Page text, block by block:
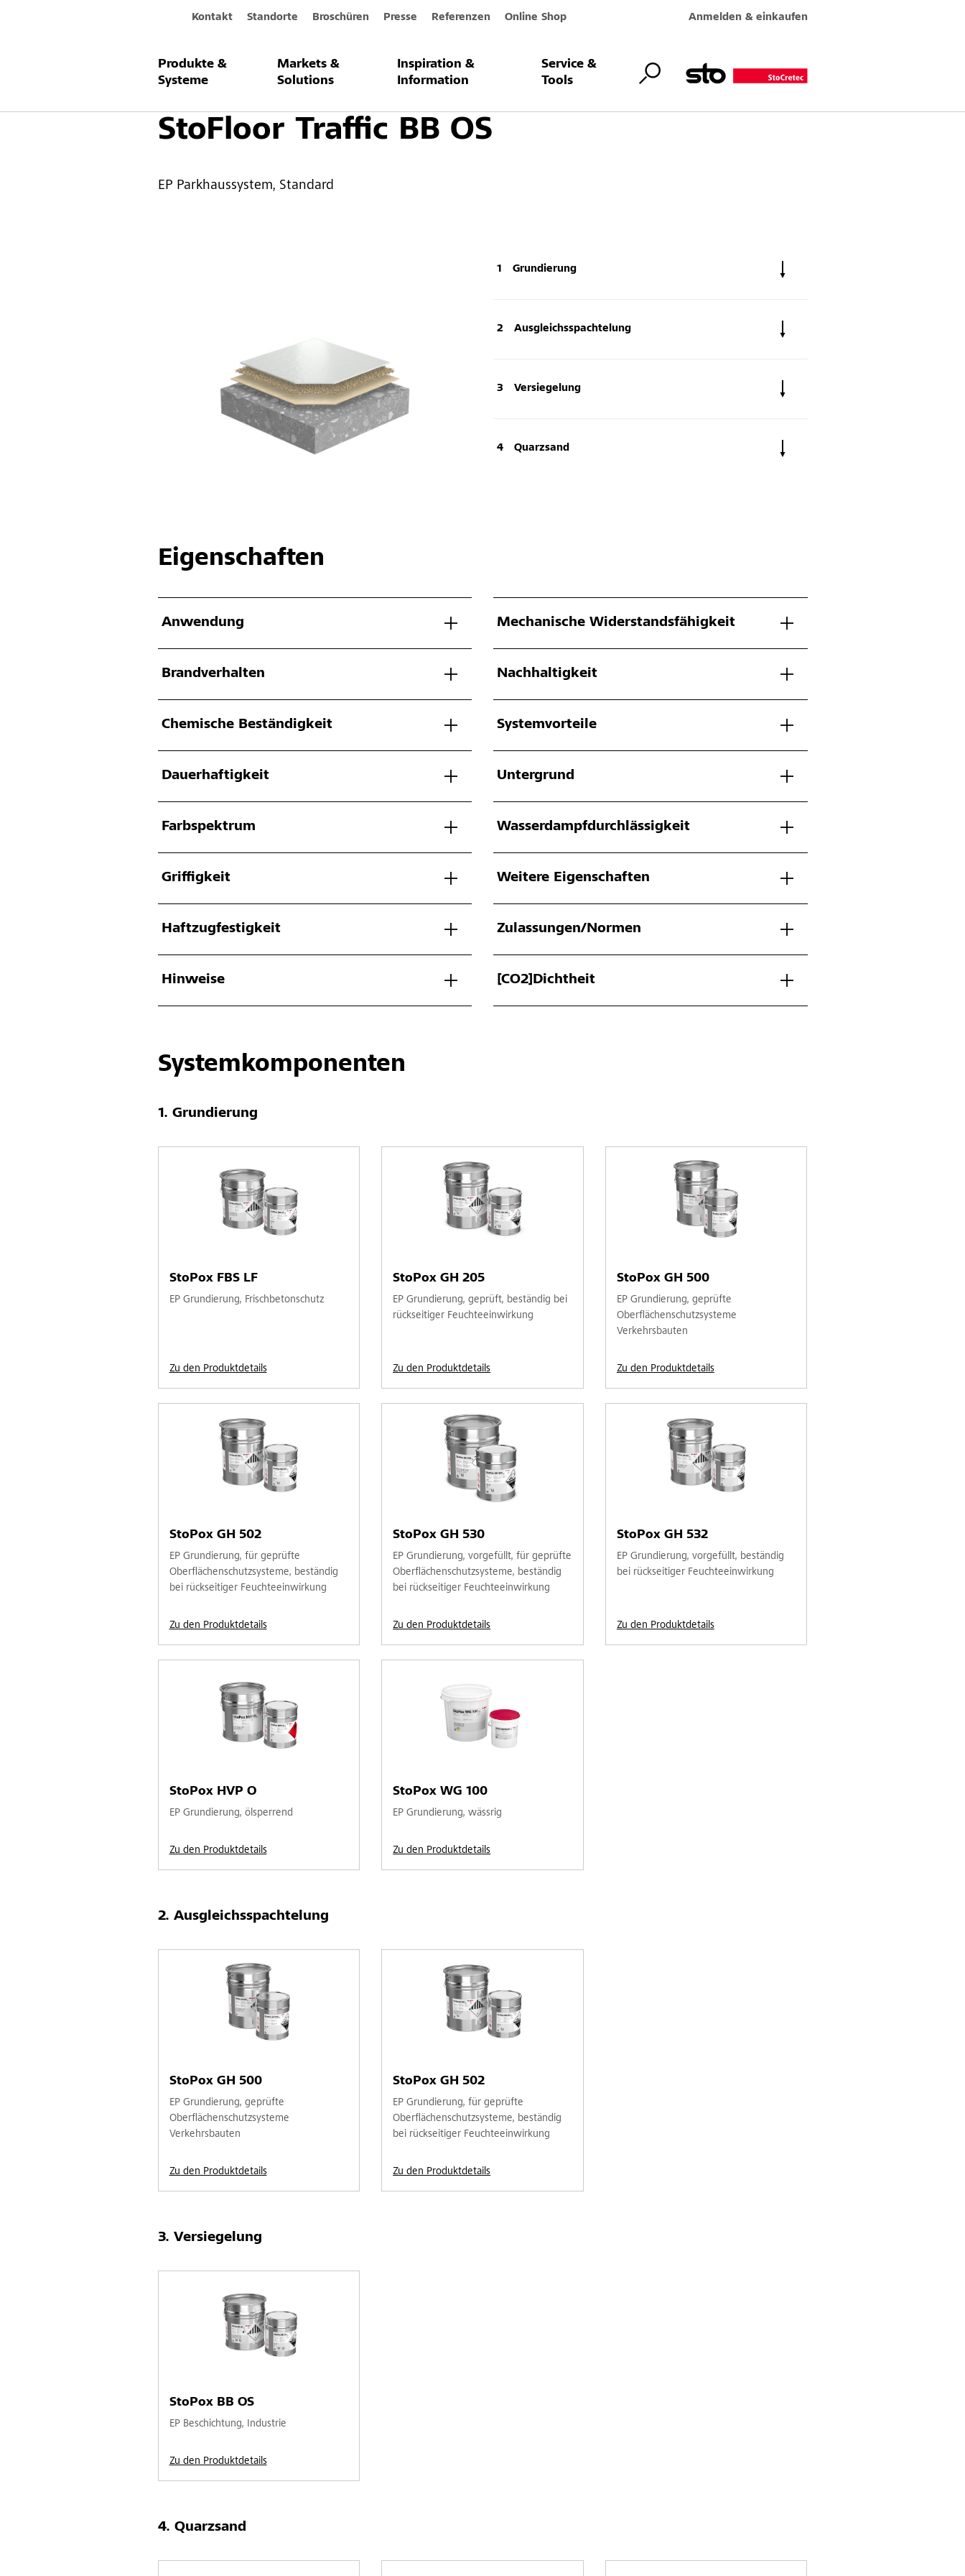
Kontakt Standorte Broschüren Presse Referenzen Online Shop Anmelden & einkaufen
Produkte &
Systeme
Markets &
Solutions
Inspiration &
Information
Service &
Tools
Produkte & Systeme Bodenbeschichtung Verkehrsflächenbeschichtung Verkehrsflächensysteme StoFloor Traffic BB OS
StoFloor Traffic BB OS
EP Parkhaussystem, Standard
Grundierung
Ausgleichsspachtelung
Versiegelung
Quarzsand
Eigenschaften
Anwendung
Brandverhalten
Chemische Beständigkeit
Dauerhaftigkeit
Farbspektrum
Griffigkeit
Haftzugfestigkeit
Hinweise
Mechanische Widerstandsfähigkeit
Nachhaltigkeit
Systemvorteile
Untergrund
Wasserdampfdurchlässigkeit
Weitere Eigenschaften
Zulassungen/Normen
[CO2]Dichtheit
Systemkomponenten
Grundierung
StoPox FBS LF
EP Grundierung, Frischbetonschutz
Zu den Produktdetails
StoPox GH 205
EP Grundierung, geprüft, beständig bei
rückseitiger Feuchteeinwirkung
Zu den Produktdetails
StoPox GH 500
EP Grundierung, geprüfte
Oberflächenschutzsysteme
Verkehrsbauten
Zu den Produktdetails
StoPox GH 502
EP Grundierung, für geprüfte
Oberflächenschutzsysteme, beständig
bei rückseitiger Feuchteeinwirkung
Zu den Produktdetails
StoPox GH 530
EP Grundierung, vorgefüllt, für geprüfte
Oberflächenschutzsysteme, beständig
bei rückseitiger Feuchteeinwirkung
Zu den Produktdetails
StoPox GH 532
EP Grundierung, vorgefüllt, beständig
bei rückseitiger Feuchteeinwirkung
Zu den Produktdetails
StoPox HVP O
EP Grundierung, ölsperrend
Zu den Produktdetails
StoPox WG 100
EP Grundierung, wässrig
Zu den Produktdetails
Ausgleichsspachtelung
StoPox GH 500
EP Grundierung, geprüfte
Oberflächenschutzsysteme
Verkehrsbauten
Zu den Produktdetails
StoPox GH 502
EP Grundierung, für geprüfte
Oberflächenschutzsysteme, beständig
bei rückseitiger Feuchteeinwirkung
Zu den Produktdetails
Versiegelung
StoPox BB OS
EP Beschichtung, Industrie
Zu den Produktdetails
Quarzsand